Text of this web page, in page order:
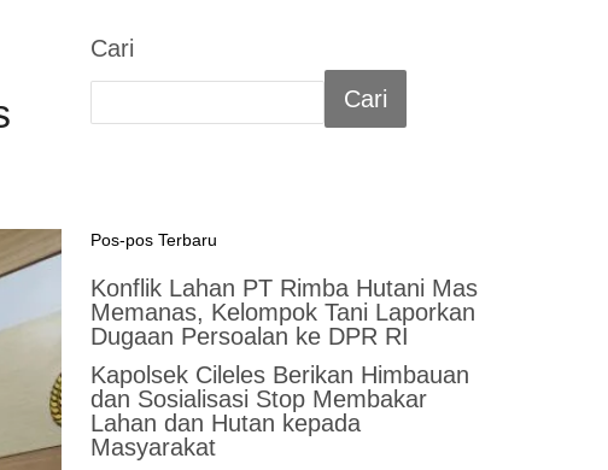
Cari
Cari
Pos-pos Terbaru
Konflik Lahan PT Rimba Hutani Mas
Memanas, Kelompok Tani Laporkan
Dugaan Persoalan ke DPR RI
Kapolsek Cileles Berikan Himbauan
dan Sosialisasi Stop Membakar
Lahan dan Hutan kepada
Masyarakat